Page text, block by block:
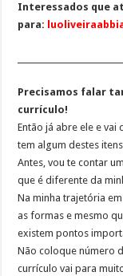
Interessados que
para:
Precisamos falar
currículo!
Então já abre ele e
tem algum destes
Antes, vou te contar
que é diferente da
Na minha trajetória
as formas e mesmo
existem pontos
Não coloque número
currículo vai para